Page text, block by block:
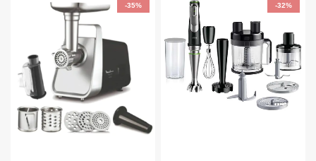
-35% -32%